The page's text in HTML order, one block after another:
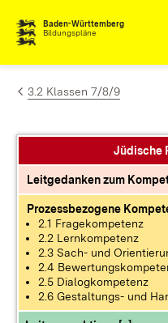
Zum Inhalt springen
Baden-Württemberg
Bildungspläne
3.2 Klassen 7/8/9
Jüdische
Leitgedanken zum
Prozessbezogene
2.1 Fragekompetenz
2.2 Lernkompetenz
2.3 Sach- und
2.4
2.5 Dialogkompetenz
2.6 Gestaltungs- und